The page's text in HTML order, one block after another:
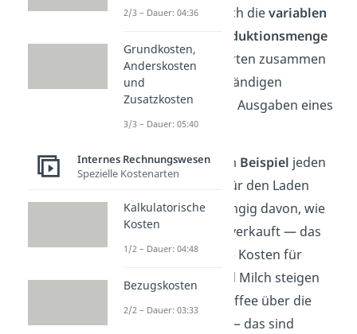
bleiben, passen sich dievariablen
Produktionsmenge
an. Beide Kostenarten zusammen
geben einen vollständigen
Überblick über die Ausgaben eines
Unternehmens.
Ein Café muss zum Beispiel jeden
Monat die Miete für den Laden
bezahlen, unabhängig davon, wie
viele Getränke es verkauft — das
sind Fixkosten. Die Kosten für
Kaffeebohnen und Milch steigen
jedoch, je mehr Kaffee über die
Ladentheke geht — das sind
2/3 – Dauer: 04:36
Grundkosten,
Anderskosten
und
Zusatzkosten
3/3 – Dauer: 05:40
Internes Rechnungswesen
Spezielle Kostenarten
Kalkulatorische
Kosten
1/2 – Dauer: 04:48
Bezugskosten
2/2 – Dauer: 03:33